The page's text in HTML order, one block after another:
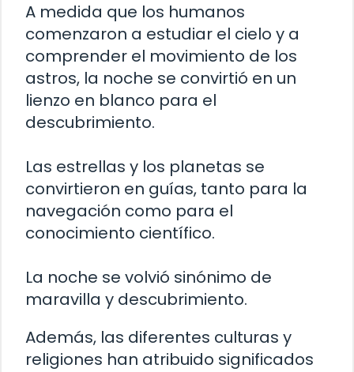
A medida que los humanos
comenzaron a estudiar el cielo y a
comprender el movimiento de los
astros, la noche se convirtió en un
lienzo en blanco para el
descubrimiento.
Las estrellas y los planetas se
convirtieron en guías, tanto para la
navegación como para el
conocimiento científico.
La noche se volvió sinónimo de
maravilla y descubrimiento.
Además, las diferentes culturas y
religiones han atribuido significados